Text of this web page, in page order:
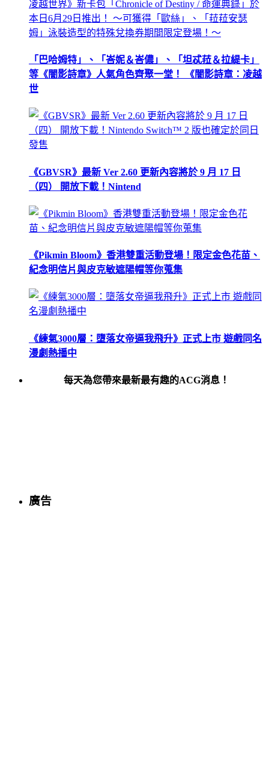
「巴哈姆特」、「峇妮＆峇儂」、「坦忒菈＆拉緹卡」
等《闇影詩章》人氣角色齊聚一堂！ 《闇影詩章：凌越
世
《GBVSR》最新 Ver 2.60 更新內容將於 9 月 17 日
（四） 開放下載！Nintend
《Pikmin Bloom》香港雙重活動登場！限定金色花苗、
紀念明信片與皮克敏遮陽帽等你蒐集
《練氣3000層：墮落女帝逼我飛升》正式上市 遊戲同名
漫劇熱播中
每天為您帶來最新最有趣的ACG消息！
廣告